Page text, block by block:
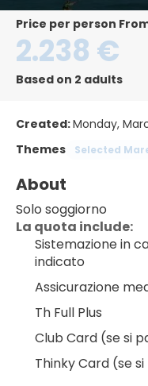
price per person
2.238 €
Based on 2 adults
Created:Monday,
Themes
Selected
About
Solo soggiorno
La quota include:
Sistemazione in
indicato
Assicurazione
Th Full Plus
Club Card (se si
Thinky Card (se